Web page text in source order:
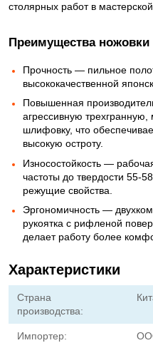
столярных работ в
Преимущества ножовки
Прочность — пильное
высококачественной
Повышенная
агрессивную трехгранную,
шлифовку, что
высокую остроту.
Износостойкость —
частоты до твердости 55-
режущие свойства.
Эргономичность —
рукоятка с рифленой
делает работу более
Характеристики
Страна
производства:
Импортер: